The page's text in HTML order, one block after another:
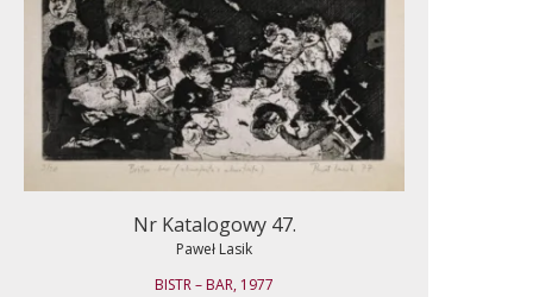
Nr Katalogowy 47.
Paweł Lasik
BISTR – BAR, 1977